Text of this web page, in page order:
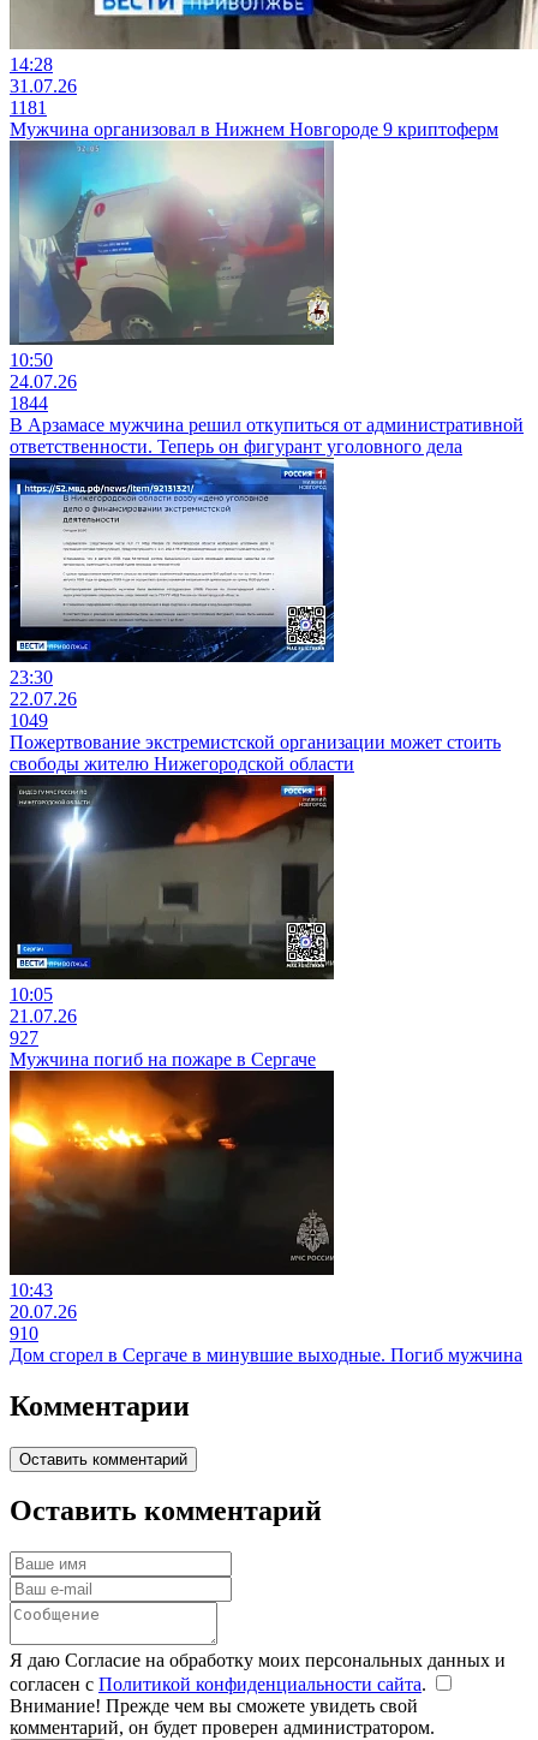
14:28
31.07.26
1181
Мужчина организовал в Нижнем Новгороде 9 криптоферм
10:50
24.07.26
1844
В Арзамасе мужчина решил откупиться от административной
ответственности. Теперь он фигурант уголовного дела
23:30
22.07.26
1049
Пожертвование экстремистской организации может стоить
свободы жителю Нижегородской области
10:05
21.07.26
927
Мужчина погиб на пожаре в Сергаче
10:43
20.07.26
910
Дом сгорел в Сергаче в минувшие выходные. Погиб мужчина
Комментарии
Оставить комментарий
Оставить комментарий
Я даю Согласие на обработку моих персональных данных и
согласен с Политикой конфиденциальности сайта.
Внимание! Прежде чем вы сможете увидеть свой
комментарий, он будет проверен администратором.